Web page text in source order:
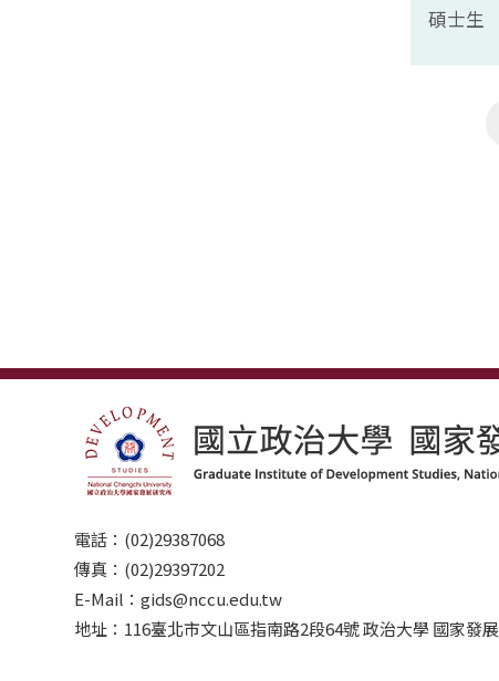
碩士生
電話：(02)29387068
傳真：(02)29397202
E-Mail：gids@nccu.edu.tw
地址：116臺北市文山區指南路2段64號 政治大學 國家發